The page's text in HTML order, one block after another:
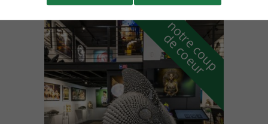
n
o
t
r
e
c
o
u
p
d
e
c
o
e
u
r